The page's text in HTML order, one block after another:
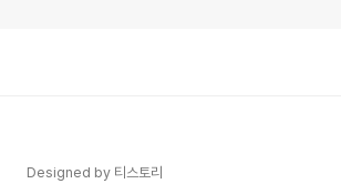
Designed by 티스토리